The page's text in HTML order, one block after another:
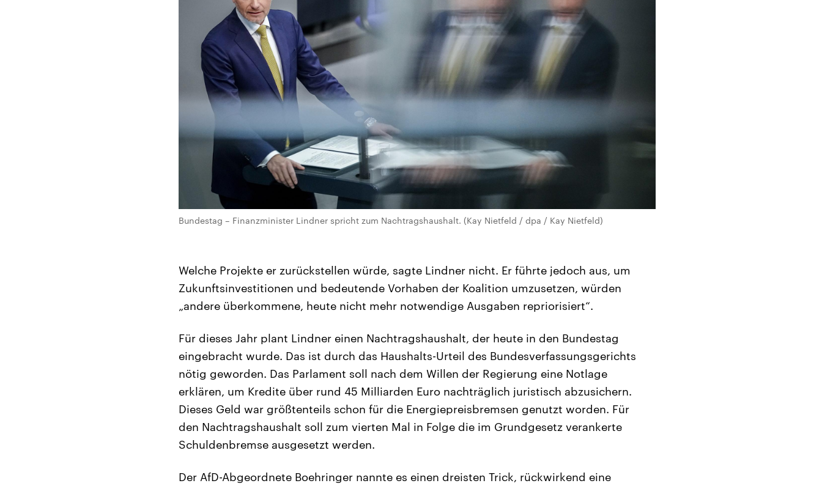
Bundestag – Finanzminister Lindner spricht zum Nachtragshaushalt. (Kay Nietfeld / dpa / Kay Nietfeld)
Welche Projekte er zurückstellen würde, sagte Lindner nicht. Er führte jedoch aus, um
Zukunftsinvestitionen und bedeutende Vorhaben der Koalition umzusetzen, würden
„andere überkommene, heute nicht mehr notwendige Ausgaben repriorisiert“.
Für dieses Jahr plant Lindner einen Nachtragshaushalt, der heute in den Bundestag
eingebracht wurde. Das ist durch das Haushalts-Urteil des Bundesverfassungsgerichts
nötig geworden. Das Parlament soll nach dem Willen der Regierung eine Notlage
erklären, um Kredite über rund 45 Milliarden Euro nachträglich juristisch abzusichern.
Dieses Geld war größtenteils schon für die Energiepreisbremsen genutzt worden. Für
den Nachtragshaushalt soll zum vierten Mal in Folge die im Grundgesetz verankerte
Schuldenbremse ausgesetzt werden.
Der AfD-Abgeordnete Boehringer nannte es einen dreisten Trick, rückwirkend eine